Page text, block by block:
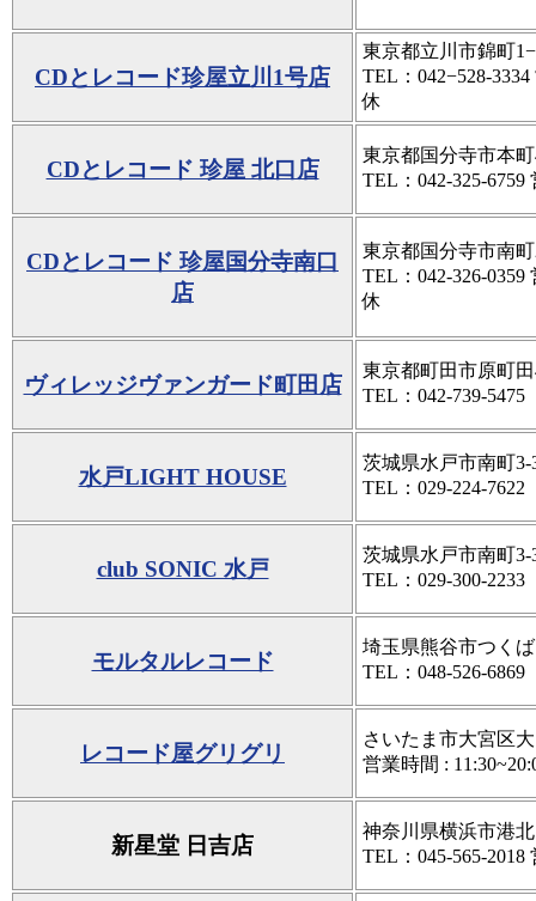
CDとレコード珍屋立川1号店
東京都立川市錦町
TEL：042−528-
休
CDとレコード 珍屋 北口店
東京都国分寺市本
TEL：042-325-6759
CDとレコード 珍屋国分寺南口
店
東京都国分寺市南町
TEL：042-326-
休
ヴィレッジヴァンガード町田店
東京都町田市原町田
TEL：042-739-5475
水戸LIGHT HOUSE
茨城県水戸市南町3-
TEL：029-224-7622
club SONIC 水戸
茨城県水戸市南町
TEL：029-300-2233
モルタルレコード
埼玉県熊谷市つくば
TEL：048-526-6869
レコード屋グリグリ
さいたま市大宮区
営業時間 :
新星堂 日吉店
神奈川県横浜市港
TEL：045-565-2018